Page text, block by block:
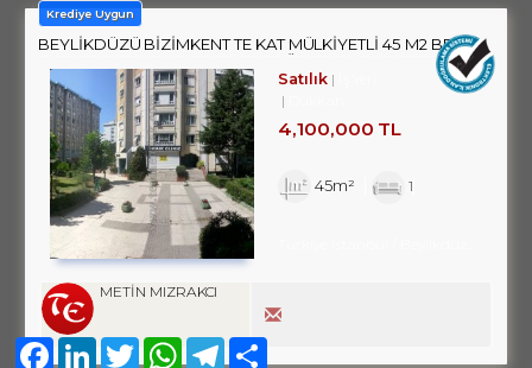
Krediye Uygun
BEYLİKDÜZÜ BİZİMKENT TE KAT MÜLKİYETLİ 45 M2 BRÜT
33 M2 NET KULLANIMLI SATILIK DÜKKAN
Satılık
4,100,000 TL
45m² 1
METİN MIZRAKCI
FacebookLinkedInTwitter WhatsAppTelegram